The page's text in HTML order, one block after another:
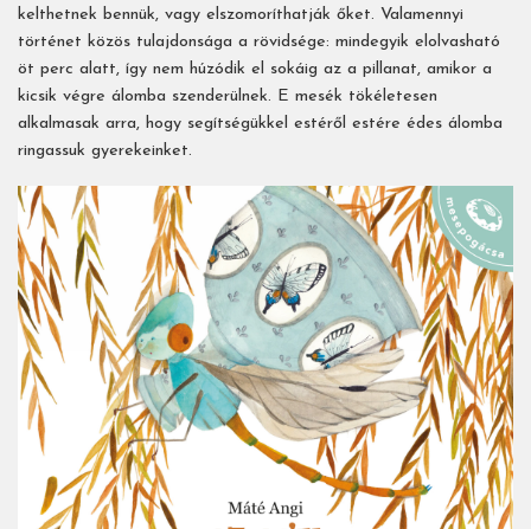
kelthetnek bennük, vagy elszomoríthatják őket. Valamennyi
történet közös tulajdonsága a rövidsége: mindegyik elolvasható
öt perc alatt, így nem húzódik el sokáig az a pillanat, amikor a
kicsik végre álomba szenderülnek. E mesék tökéletesen
alkalmasak arra, hogy segítségükkel estéről estére édes álomba
ringassuk gyerekeinket.